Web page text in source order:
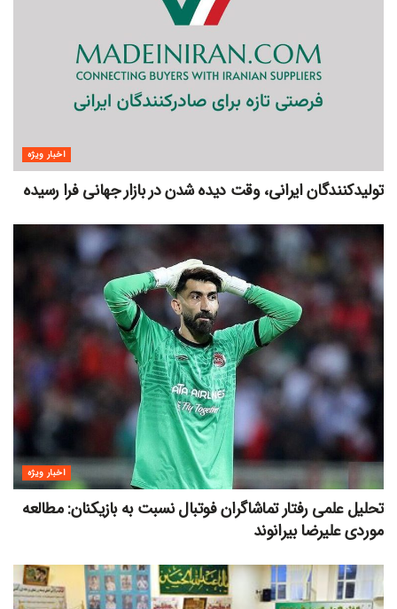
اخبار ویژه
تولیدکنندگان ایرانی، وقت دیده شدن در بازار جهانی فرا رسیده
اخبار ویژه
تحلیل علمی رفتار تماشاگران فوتبال نسبت به بازیکنان: مطالعه
موردی علیرضا بیرانوند